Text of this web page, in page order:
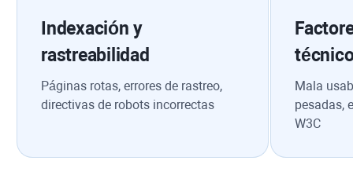
Indexación y
rastreabilidad
Páginas rotas, errores de rastreo,
directivas de robots incorrectas
Mala
pesadas,
W3C